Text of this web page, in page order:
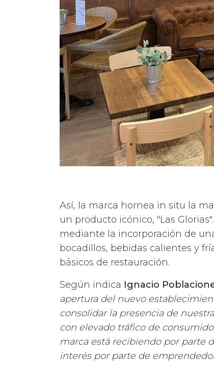
Así, la marca hornea in situ la
un producto icónico, "Las
mediante la incorporación de
bocadillos, bebidas calientes y
básicos de restauración.
Según indica Ignacio
apertura del nuevo
consolidar la presencia de
con elevado tráfico de
marca está recibiendo por parte
interés por parte de